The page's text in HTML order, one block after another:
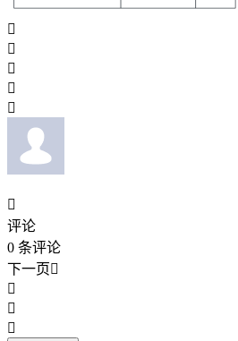






评论
0 条评论
下一页


